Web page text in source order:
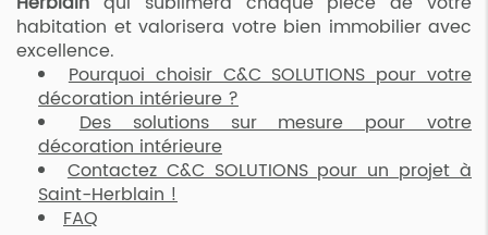
habitation et valorisera votre bien immobilier avec
excellence.
Pourquoi choisir C&C SOLUTIONS pour votre
décoration intérieure ?
Des solutions sur mesure pour votre
décoration intérieure
Contactez C&C SOLUTIONS pour un projet à
Saint-Herblain !
FAQ